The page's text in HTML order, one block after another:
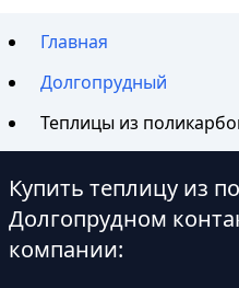
Главная
Долгопрудный
Теплицы из
Купить теплицу из
Долгопрудном
компании: